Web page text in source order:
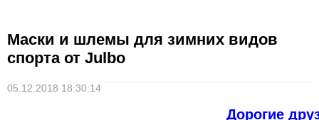
Маски и шлемы для зимних видов
спорта от Julbo
05.12.2018 18:30:14
Дорогие